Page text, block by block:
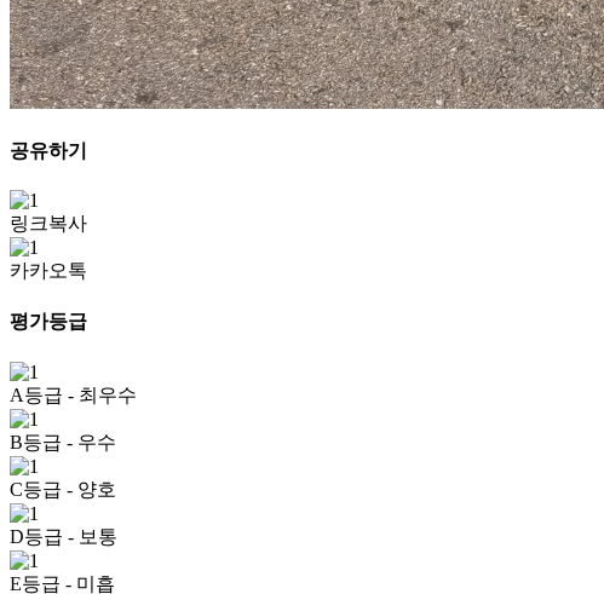
공유하기
링크복사
카카오톡
평가등급
A등급 - 최우수
B등급 - 우수
C등급 - 양호
D등급 - 보통
E등급 - 미흡